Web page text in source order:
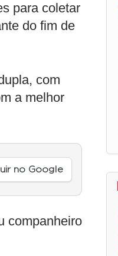
para coletar
do fim de
com
a melhor
no Google
companheiro